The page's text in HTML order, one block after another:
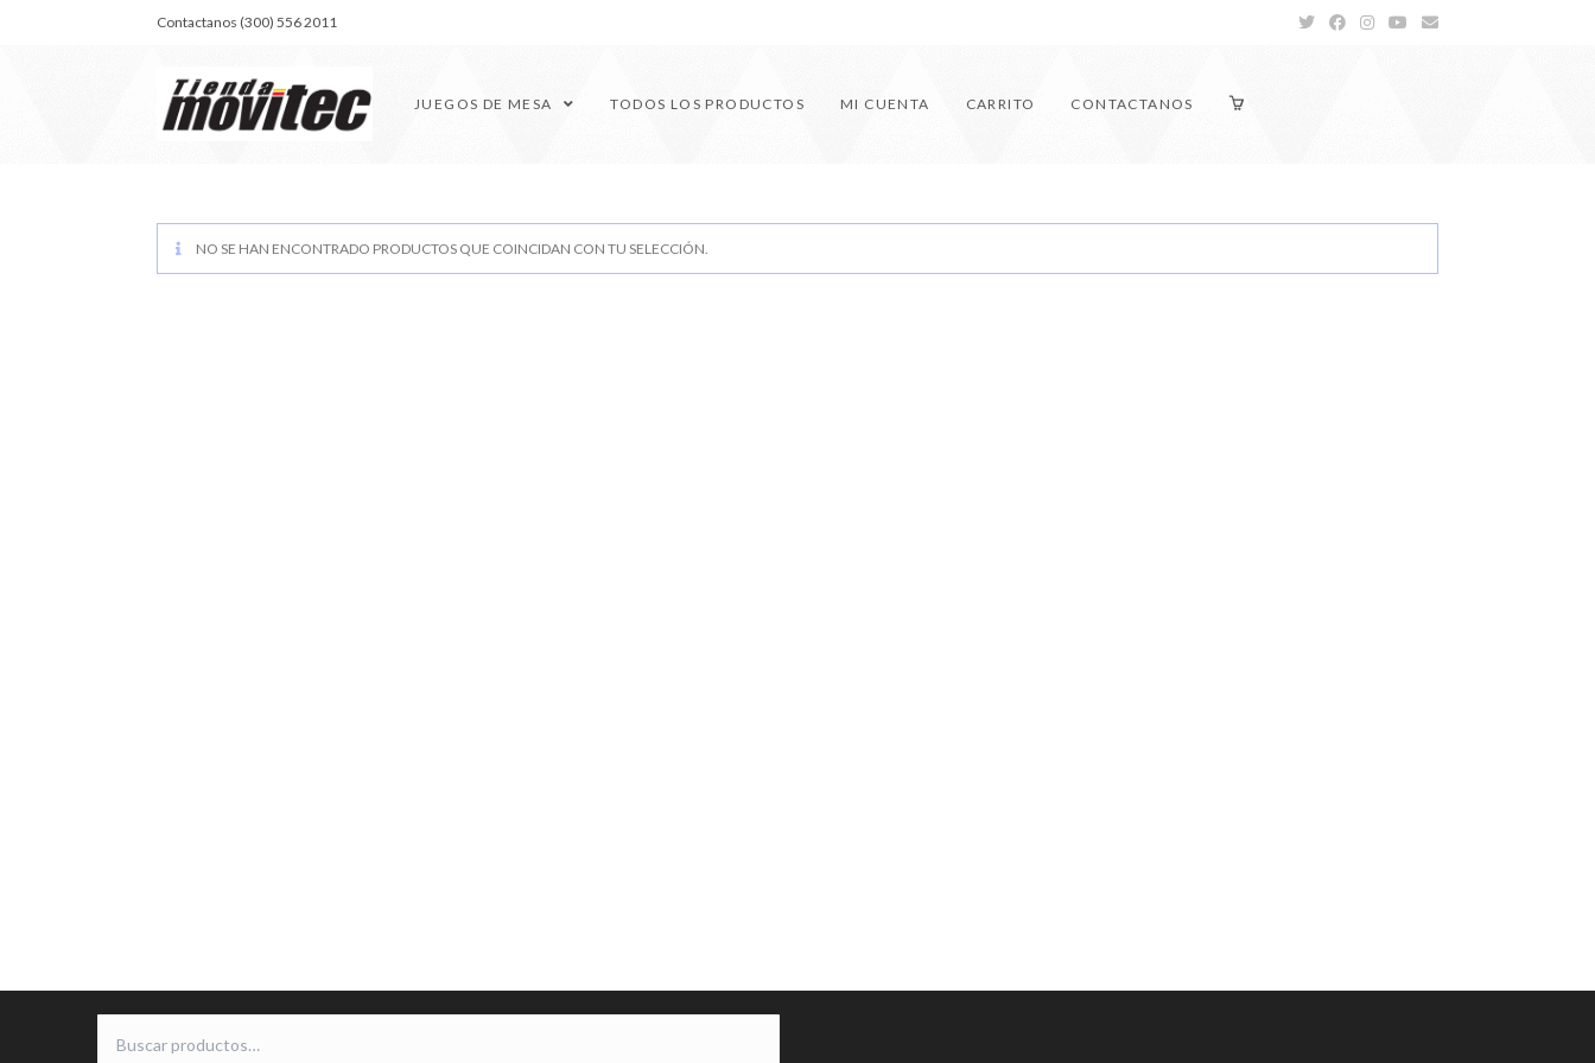
Contactanos (300) 556 2011
JUEGOS DE MESA TODOS LOS PRODUCTOS MI CUENTA CARRITO CONTACTANOS
NO SE HAN ENCONTRADO PRODUCTOS QUE COINCIDAN CON TU SELECCIÓN.